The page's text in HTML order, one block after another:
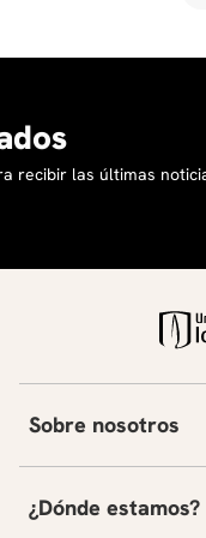
prácticas y
sus
prácticas de
Crecimiento.
pedagógica y
YouTube y un
in Language
con Martha
recibir las últimas
Sobre nosotros
¿Dónde estamos?